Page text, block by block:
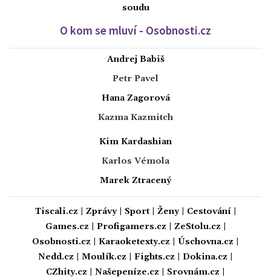
soudu
O kom se mluví - Osobnosti.cz
Andrej Babiš
Petr Pavel
Hana Zagorová
Kazma Kazmitch
Kim Kardashian
Karlos Vémola
Marek Ztracený
Tiscali.cz Zprávy| Sport| Ženy| Cestování|
Games.cz
Profigamers.cz ZeStolu.cz
Osobnosti.cz
Karaoketexty.cz Úschovna.cz
Nedd.cz
Moulík.cz Fights.cz Dokina.cz
CZhity.cz
Našepeníze.cz Srovnám.cz